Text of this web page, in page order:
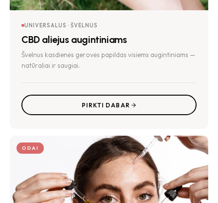
UNIVERSALUS · ŠVELNUS
CBD aliejus augintiniams
Švelnus kasdienės gerovės papildas visiems augintiniams —
natūraliai ir saugiai.
PIRKTI DABAR
ODAI